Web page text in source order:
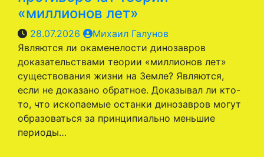
«миллионов лет»
28.07.2026
Михаил Галунов
Являются ли окаменелости динозавров
доказательствами теории «миллионов лет»
существования жизни на Земле? Являются,
если не доказано обратное. Доказывал ли кто-
то, что ископаемые останки динозавров могут
образоваться за принципиально меньшие
периоды…